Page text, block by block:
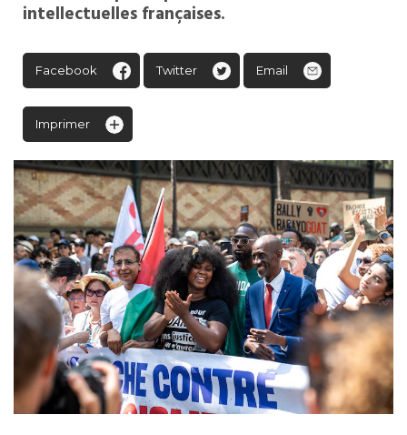
intellectuelles françaises.
Facebook Twitter Email
Imprimer